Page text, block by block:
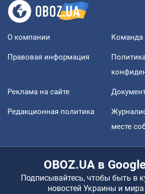
О компании Команда
Правовая информация
Реклама на сайте
Редакционная политика
месте
OBOZ.UA в
Подписывайтесь, чтобы быть в
новостей Украины и мира